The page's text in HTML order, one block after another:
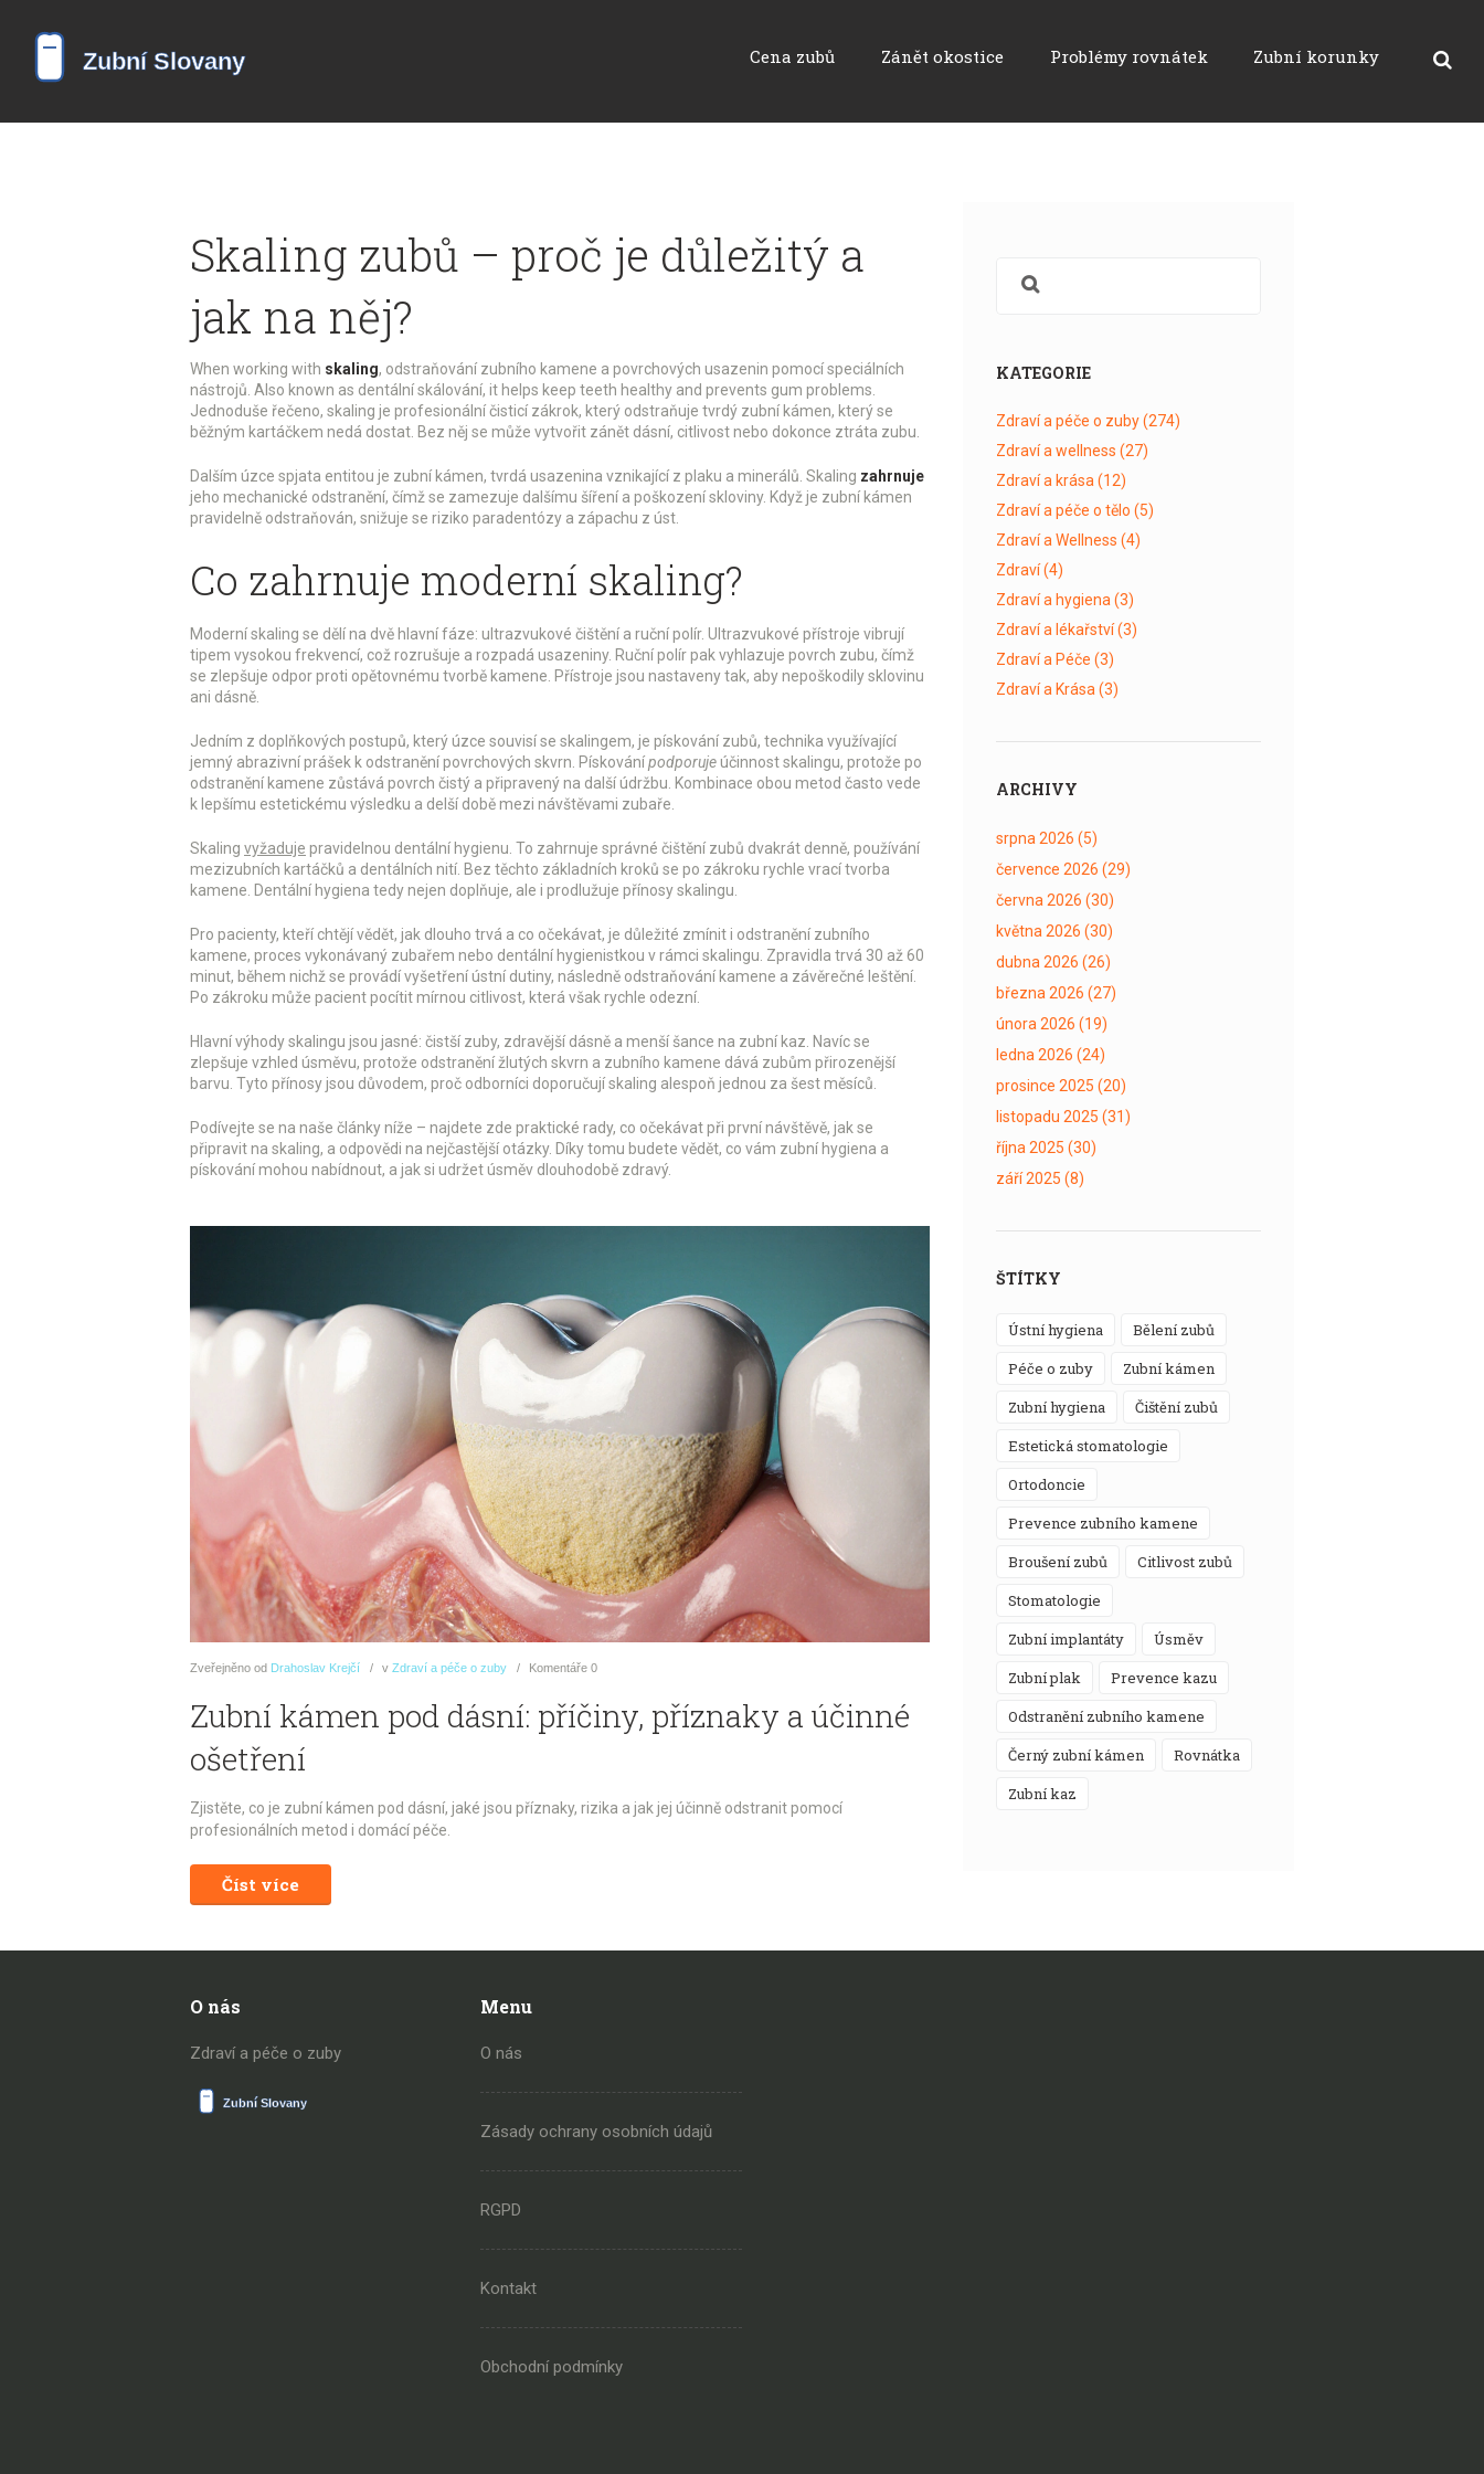
Cena zubů Zánět okostice Problémy rovnátek Zubní korunky
Skaling zubů – proč je důležitý a
jak na něj?
When working with skaling, odstraňování zubního kamene a povrchových usazenin pomocí speciálních
nástrojů . Also known as dentální skálování, it helps keep teeth healthy and prevents gum problems.
Jednoduše řečeno, skaling je profesionální čisticí zákrok, který odstraňuje tvrdý zubní kámen, který se
běžným kartáčkem nedá dostat. Bez něj se může vytvořit zánět dásní, citlivost nebo dokonce ztráta zubu.
Dalším úzce spjata entitou je zubní kámen, tvrdá usazenina vznikající z plaku a minerálů . Skaling zahrnuje
jeho mechanické odstranění, čímž se zamezuje dalšímu šíření a poškození skloviny. Když je zubní kámen
pravidelně odstraňován, snižuje se riziko paradentózy a zápachu z úst.
Co zahrnuje moderní skaling?
Moderní skaling se dělí na dvě hlavní fáze: ultrazvukové čištění a ruční polír. Ultrazvukové přístroje vibrují
tipem vysokou frekvencí, což rozrušuje a rozpadá usazeniny. Ruční polír pak vyhlazuje povrch zubu, čímž
se zlepšuje odpor proti opětovnému tvorbě kamene. Přístroje jsou nastaveny tak, aby nepoškodily sklovinu
ani dásně.
Jedním z doplňkových postupů, který úzce souvisí se skalingem, je pískování zubů, technika využívající
jemný abrazivní prášek k odstranění povrchových skvrn . Pískovánípodporujeúčinnost skalingu, protože po
odstranění kamene zůstává povrch čistý a připravený na další údržbu. Kombinace obou metod často vede
k lepšímu estetickému výsledku a delší době mezi návštěvami zubaře.
Skaling vyžaduje pravidelnou dentální hygienu. To zahrnuje správné čištění zubů dvakrát denně, používání
mezizubních kartáčků a dentálních nití. Bez těchto základních kroků se po zákroku rychle vrací tvorba
kamene. Dentální hygiena tedy nejen doplňuje, ale i prodlužuje přínosy skalingu.
Pro pacienty, kteří chtějí vědět, jak dlouho trvá a co očekávat, je důležité zmínit i odstranění zubního
kamene, proces vykonávaný zubařem nebo dentální hygienistkou v rámci skalingu . Zpravidla trvá 30 až 60
minut, během nichž se provádí vyšetření ústní dutiny, následně odstraňování kamene a závěrečné leštění.
Po zákroku může pacient pocítit mírnou citlivost, která však rychle odezní.
Hlavní výhody skalingu jsou jasné: čistší zuby, zdravější dásně a menší šance na zubní kaz. Navíc se
zlepšuje vzhled úsměvu, protože odstranění žlutých skvrn a zubního kamene dává zubům přirozenější
barvu. Tyto přínosy jsou důvodem, proč odborníci doporučují skaling alespoň jednou za šest měsíců.
Podívejte se na naše články níže – najdete zde praktické rady, co očekávat při první návštěvě, jak se
připravit na skaling, a odpovědi na nejčastější otázky. Díky tomu budete vědět, co vám zubní hygiena a
pískování mohou nabídnout, a jak si udržet úsměv dlouhodobě zdravý.
Zveřejněno od Drahoslav Krejčí v Zdraví a péče o zuby Komentáře 0
Zubní kámen pod dásní: příčiny, příznaky a účinné
ošetření
Zjistěte, co je zubní kámen pod dásní, jaké jsou příznaky, rizika a jak jej účinně odstranit pomocí
profesionálních metod i domácí péče.
Číst více
KATEGORIE
Zdraví a péče o zuby(274)
Zdraví a wellness (27)
Zdraví a krása (12)
Zdraví a péče o tělo (5)
Zdraví a Wellness (4)
Zdraví(4)
Zdraví a hygiena (3)
Zdraví a lékařství(3)
Zdraví a Péče (3)
Zdraví a Krása (3)
ARCHIVY
srpna 2026 (5)
července 2026 (29)
června 2026 (30)
května 2026 (30)
dubna 2026 (26)
března 2026 (27)
února 2026 (19)
ledna 2026 (24)
prosince 2025 (20)
listopadu 2025 (31)
října 2025 (30)
září 2025 (8)
ŠTÍTKY
ústní hygiena
bělení zubů
péče o zuby
zubní kámen
zubní hygiena
čištění zubů
estetická stomatologie
ortodoncie
prevence zubního kamene
broušení zubů
citlivost zubů
stomatologie
zubní implantáty
úsměv
zubní plak
prevence kazu
odstranění zubního kamene
černý zubní kámen
rovnátka
zubní kaz
O nás
Zdraví a péče o zuby
Menu
O nás
Zásady ochrany osobních údajů
RGPD
Kontakt
Obchodní podmínky